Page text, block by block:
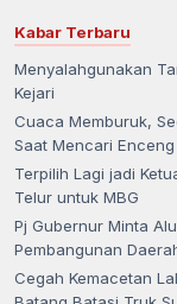
Kabar Terbaru
Menyalahgunakan
Kejari
Cuaca Memburuk,
Saat Mencari
Terpilih Lagi jadi
Telur untuk MBG
Pj Gubernur Minta
Pembangunan
Cegah Kemacetan